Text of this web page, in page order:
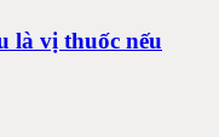
là vị thuốc nếu